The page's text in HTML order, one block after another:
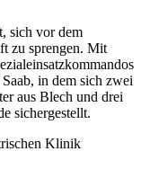
sich vor dem
zu sprengen. Mit
in dem sich zwei
aus Blech und drei
sichergestellt.
Klinik